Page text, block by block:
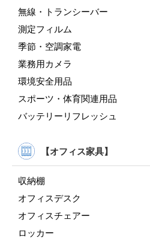
無線・トランシーバー
測定フィルム
季節・空調家電
業務用カメラ
環境安全用品
スポーツ・体育関連用品
バッテリーリフレッシュ
【オフィス家具】
収納棚
オフィスデスク
オフィスチェアー
ロッカー